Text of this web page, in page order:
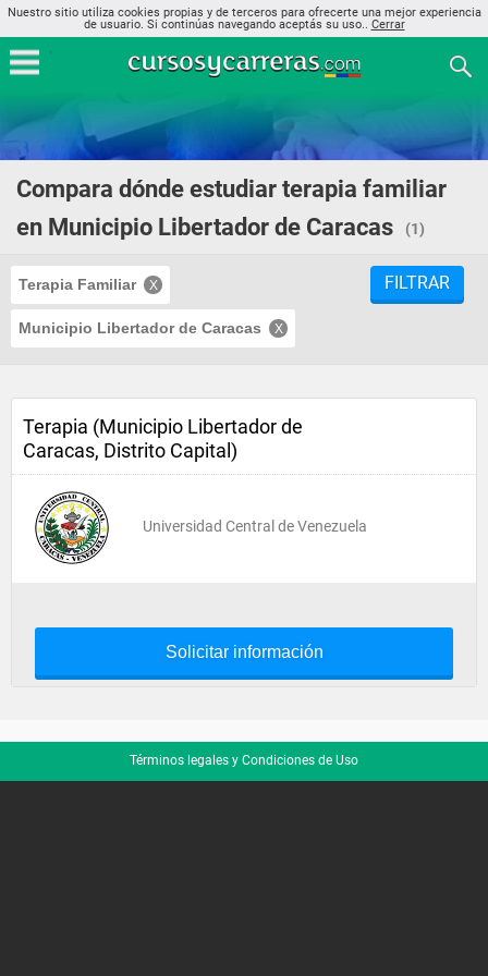
Nuestro sitio utiliza cookies propias y de terceros para ofrecerte una mejor experiencia
de usuario. Si continúas navegando aceptás su uso.. Cerrar
Compara dónde estudiar terapia familiar
en Municipio Libertador de Caracas
(1)
Terapia Familiar
Municipio Libertador de Caracas
FILTRAR
Terapia (Municipio Libertador de
Caracas, Distrito Capital)
Universidad Central de Venezuela
Solicitar información
Términos legales y Condiciones de Uso